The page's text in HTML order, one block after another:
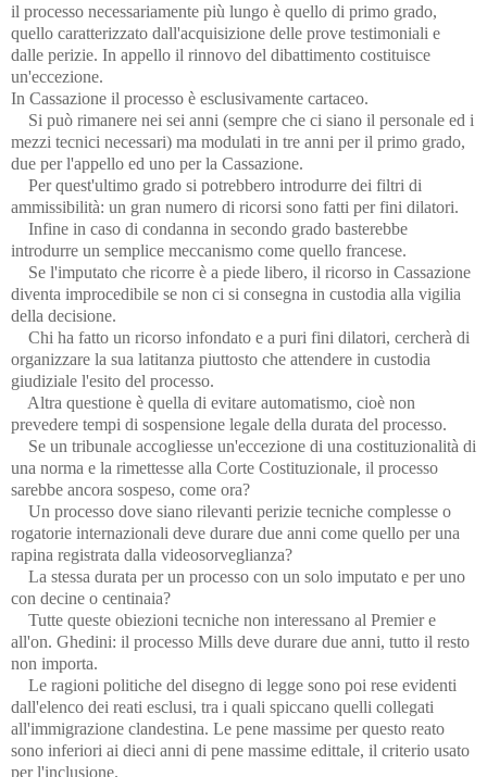
il processo necessariamente più lungo è quello di primo grado,
quello caratterizzato dall'acquisizione delle prove testimoniali e
dalle perizie. In appello il rinnovo del dibattimento costituisce
un'eccezione.
In Cassazione il processo è esclusivamente cartaceo.
Si può rimanere nei sei anni (sempre che ci siano il personale ed i
mezzi tecnici necessari) ma modulati in tre anni per il primo grado,
due per l'appello ed uno per la Cassazione.
Per quest'ultimo grado si potrebbero introdurre dei filtri di
ammissibilità: un gran numero di ricorsi sono fatti per fini dilatori.
Infine in caso di condanna in secondo grado basterebbe
introdurre un semplice meccanismo come quello francese.
Se l'imputato che ricorre è a piede libero, il ricorso in Cassazione
diventa improcedibile se non ci si consegna in custodia alla vigilia
della decisione.
Chi ha fatto un ricorso infondato e a puri fini dilatori, cercherà di
organizzare la sua latitanza piuttosto che attendere in custodia
giudiziale l'esito del processo.
Altra questione è quella di evitare automatismo, cioè non
prevedere tempi di sospensione legale della durata del processo.
Se un tribunale accogliesse un'eccezione di una costituzionalità di
una norma e la rimettesse alla Corte Costituzionale, il processo
sarebbe ancora sospeso, come ora?
Un processo dove siano rilevanti perizie tecniche complesse o
rogatorie internazionali deve durare due anni come quello per una
rapina registrata dalla videosorveglianza?
La stessa durata per un processo con un solo imputato e per uno
con decine o centinaia?
Tutte queste obiezioni tecniche non interessano al Premier e
all'on. Ghedini: il processo Mills deve durare due anni, tutto il resto
non importa.
Le ragioni politiche del disegno di legge sono poi rese evidenti
dall'elenco dei reati esclusi, tra i quali spiccano quelli collegati
all'immigrazione clandestina. Le pene massime per questo reato
sono inferiori ai dieci anni di pene massime edittale, il criterio usato
per l'inclusione.